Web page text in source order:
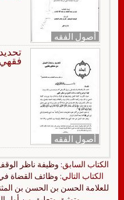
أصول الفقه
أصول الفقه
فقهي
الكتاب السابق: وظيفة ناظر
الكتاب التالي: وظائف القضاة في
للعلامة الحسن بن الحسن بن